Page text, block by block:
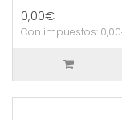
0,00€
Con impuestos: